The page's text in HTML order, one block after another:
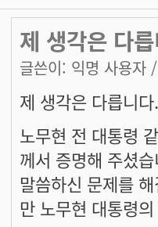
제 생각은 다
글쓴이: 익명 사용자
제 생각은 다릅니다.
노무현 전 대통령
께서 증명해 주셨
말씀하신 문제를
만 노무현 대통령